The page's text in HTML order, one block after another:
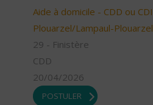
Aide à domicile - CDD ou
Plouarzel/Lampaul-
29 - Finistère
CDD
20/04/2026
POSTULER